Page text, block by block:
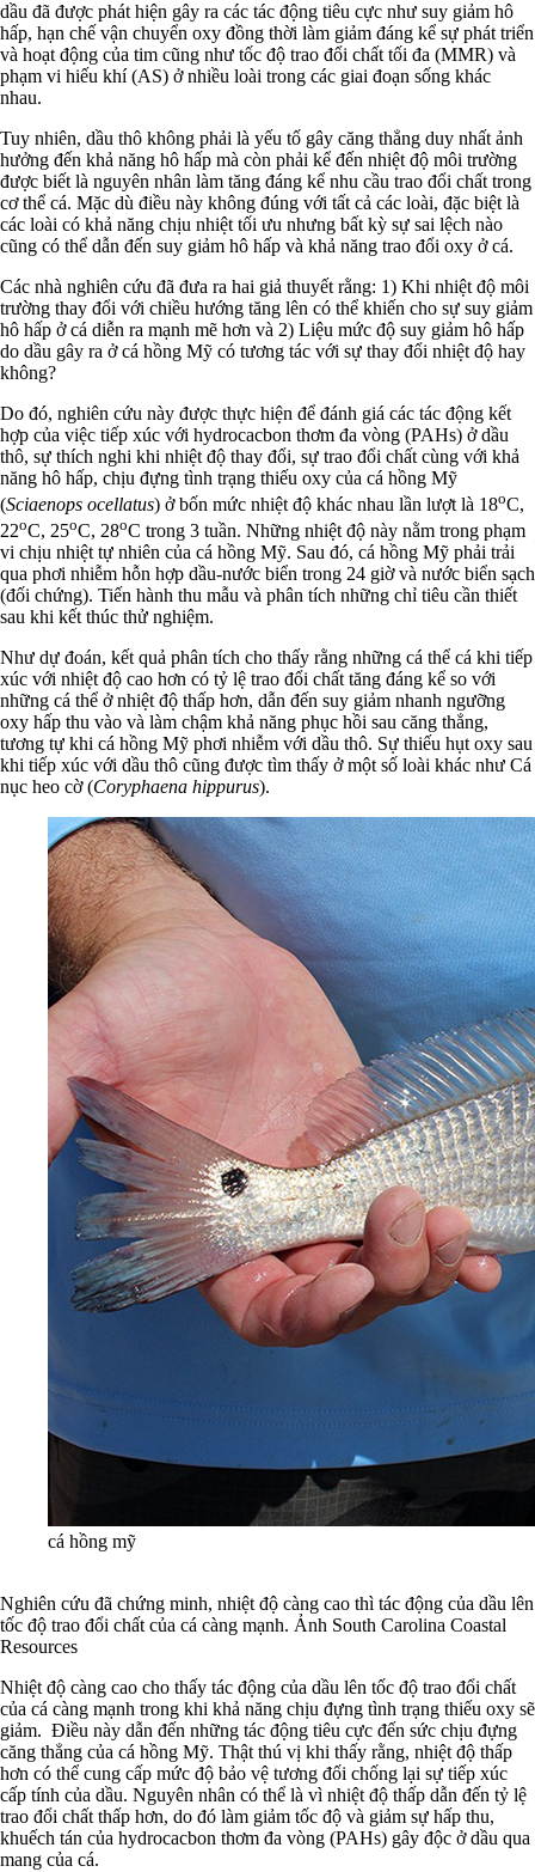
dầu đã được phát hiện gây ra các tác động tiêu cực như suy giảm hô
hấp, hạn chế vận chuyển oxy đồng thời làm giảm đáng kể sự phát triển
và hoạt động của tim cũng như tốc độ trao đổi chất tối đa (MMR) và
phạm vi hiếu khí (AS) ở nhiều loài trong các giai đoạn sống khác
nhau.
Tuy nhiên, dầu thô không phải là yếu tố gây căng thẳng duy nhất ảnh
hưởng đến khả năng hô hấp mà còn phải kể đến nhiệt độ môi trường
được biết là nguyên nhân làm tăng đáng kể nhu cầu trao đổi chất trong
cơ thể cá. Mặc dù điều này không đúng với tất cả các loài, đặc biệt là
các loài có khả năng chịu nhiệt tối ưu nhưng bất kỳ sự sai lệch nào
cũng có thể dẫn đến suy giảm hô hấp và khả năng trao đổi oxy ở cá.
Các nhà nghiên cứu đã đưa ra hai giả thuyết rằng: 1) Khi nhiệt độ môi
trường thay đổi với chiều hướng tăng lên có thể khiến cho sự suy giảm
hô hấp ở cá diễn ra mạnh mẽ hơn và 2) Liệu mức độ suy giảm hô hấp
do dầu gây ra ở cá hồng Mỹ có tương tác với sự thay đổi nhiệt độ hay
không?
Do đó, nghiên cứu này được thực hiện để đánh giá các tác động kết
hợp của việc tiếp xúc với hydrocacbon thơm đa vòng (PAHs) ở dầu
thô, sự thích nghi khi nhiệt độ thay đổi, sự trao đổi chất cùng với khả
năng hô hấp, chịu đựng tình trạng thiếu oxy của cá hồng Mỹ
(Sciaenops ocellatus) ở bốn mức nhiệt độ khác nhau lần lượt là 18oC,
22oC, 25oC, 28oC trong 3 tuần. Những nhiệt độ này nằm trong phạm
vi chịu nhiệt tự nhiên của cá hồng Mỹ. Sau đó, cá hồng Mỹ phải trải
qua phơi nhiễm hỗn hợp dầu-nước biển trong 24 giờ và nước biển sạch
(đối chứng). Tiến hành thu mẫu và phân tích những chỉ tiêu cần thiết
sau khi kết thúc thử nghiệm.
Như dự đoán, kết quả phân tích cho thấy rằng những cá thể cá khi tiếp
xúc với nhiệt độ cao hơn có tỷ lệ trao đổi chất tăng đáng kể so với
những cá thể ở nhiệt độ thấp hơn, dẫn đến suy giảm nhanh ngưỡng
oxy hấp thu vào và làm chậm khả năng phục hồi sau căng thẳng,
tương tự khi cá hồng Mỹ phơi nhiễm với dầu thô. Sự thiếu hụt oxy sau
khi tiếp xúc với dầu thô cũng được tìm thấy ở một số loài khác như Cá
nục heo cờ (Coryphaena hippurus).
cá hồng mỹ
Nghiên cứu đã chứng minh, nhiệt độ càng cao thì tác động của dầu lên
tốc độ trao đổi chất của cá càng mạnh. Ảnh South Carolina Coastal
Resources
Nhiệt độ càng cao cho thấy tác động của dầu lên tốc độ trao đổi chất
của cá càng mạnh trong khi khả năng chịu đựng tình trạng thiếu oxy sẽ
giảm. Điều này dẫn đến những tác động tiêu cực đến sức chịu đựng
căng thẳng của cá hồng Mỹ. Thật thú vị khi thấy rằng, nhiệt độ thấp
hơn có thể cung cấp mức độ bảo vệ tương đối chống lại sự tiếp xúc
cấp tính của dầu. Nguyên nhân có thể là vì nhiệt độ thấp dẫn đến tỷ lệ
trao đổi chất thấp hơn, do đó làm giảm tốc độ và giảm sự hấp thu,
khuếch tán của hydrocacbon thơm đa vòng (PAHs) gây độc ở dầu qua
mang của cá.